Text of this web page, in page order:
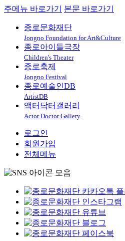
주메뉴 바로가기 본문 바로가기
종로문화재단
Jongno Foundation for Art&Culture
종로아이들극장
Children's Theater
종로축제
Jongno Festival
종로예술인DB
ArtistDB
액터닥터갤러리
Actor Doctor Gallery
로그인
회원가입
전체메뉴